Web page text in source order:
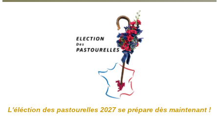
L'éléction des pastourelles 2027 se prépare dès maintenant !